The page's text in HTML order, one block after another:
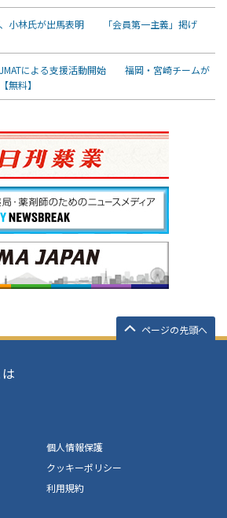
、小林氏が出馬表明 「会員第一主義」掲げ
による支援活動開始 福岡・宮崎チームが
無料】
ページの先頭へ
個人情報保護
クッキーポリシー
利用規約